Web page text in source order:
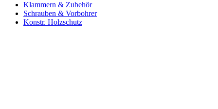
Klammern & Zubehör
Schrauben & Vorbohrer
Konstr. Holzschutz